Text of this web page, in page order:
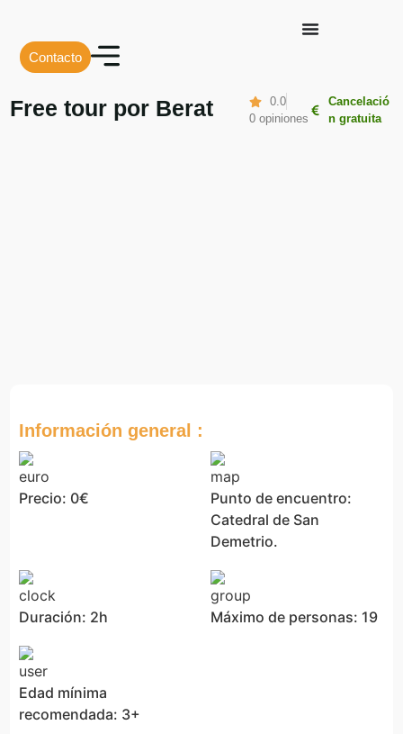
Contacto
Free tour por Berat
0.0
0 opiniones
Cancelació
n gratuita
Información general :
Precio: 0€
Punto de encuentro:
Catedral de San
Demetrio.
Duración: 2h Máximo de personas: 19
Edad mínima
recomendada: 3+